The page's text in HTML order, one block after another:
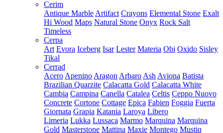
Cerim
Antique Marble Artifact Crayons Elemental Stone Exalt
Hi Wood Maps Natural Stone Onyx Rock Salt
Timeless
Cerpa
Art Evora Iceberg Isar Lester Materia Obi Oxido Sisley
Tikal
Cerrad
Acero Apenino Aragon Arbaro Ash Aviona Batista
Brazilian Quarzite Calacatta Gold Calacatta White
Cambia Campina Canella Catalea Celtis Ceppo Nuovo
Concrete Cortone Cottage Epica Fabien Foggia Fuerta
Giornata Grapia Katania Laroya Libero
Limeria Lukka Lussaca Marmo Marquina Marquina
Gold Masterstone Mattina Maxie Montego Mustiq